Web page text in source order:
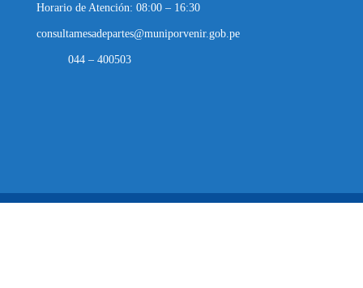
Horario de Atención: 08:00 – 16:30
consultamesadepartes@muniporvenir.gob.pe
044 – 400503